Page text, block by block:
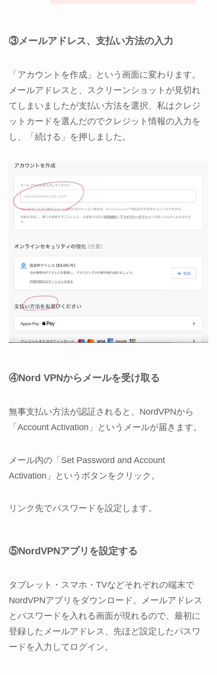
③メールアドレス、支払い方法の入力
「アカウントを作成」という画面に変わります。
メールアドレスと、スクリーンショットが見切れ
てしまいましたが支払い方法を選択、私はクレジ
ットカードを選んだのでクレジット情報の入力を
し、「続ける」を押しました。
④Nord VPNからメールを受け取る
無事支払い方法が認証されると、NordVPNから
「Account Activation」というメールが届きます。
メール内の「Set Password and Account
Activation」というボタンをクリック。
リンク先でパスワードを設定します。
⑤NordVPNアプリを設定する
タブレット・スマホ・TVなどそれぞれの端末で
NordVPNアプリをダウンロード。メールアドレス
とパスワードを入れる画面が現れるので、最初に
登録したメールアドレス、先ほど設定したパスワ
ードを入力してログイン。